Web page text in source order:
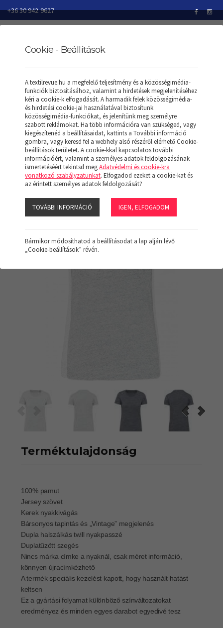
+36 30 942 9627
NŐI VINTAGE RÖVID UJJÚ PÓLÓ
NŐI VINTAGE RÖVID
UJJÚ PÓLÓ
Terméktulajdonság
100% pamut
Jersey szövet
Kerek nyakkivágás
Bársonyos tapintás és „Vintage” megjelenés
Dupla halszálkás twill nyakpasszé
Duplatűzött szegés
Nincs márka címke a nyaknál, csak méret információ,
könnyen újracímkézhető
A termék speciális kezelést kapott, hogy használt hatást
keltsen
Ez a gyártási folyamat különböző színváltozatokat
eredményez és minden egyes darabot egyedivé tesz
Cookie - Beállítások
A textilrevue.hu a megfelelő teljesítmény és a közösségimédia-
funkciók biztosításához, valamint a hirdetések megjelenítéséhez
kéri a cookie-k elfogadását. A harmadik felek közösségimédia-
és hirdetési cookie-jai használatával biztosítunk
közösségimédia-funkciókat, és jelenítünk meg személyre
szabott reklámokat. Ha több információra van szükséged, vagy
kiegészítenéd a beállításaidat, kattints a További információ
gombra, vagy keresd fel a webhely alsó részéről elérhető Cookie-
beállítások területet. A cookie-kkal kapcsolatos további
információért, valamint a személyes adatok feldolgozásának
ismertetéséért tekintsd megAdatvédelmi és cookie-kra
vonatkozó szabályzatunkat. Elfogadod ezeket a cookie-kat és
az érintett személyes adatok feldolgozását?
TOVÁBBI INFORMÁCIÓ IGEN, ELFOGADOM
Bármikor módosíthatod a beállításodat a lap alján lévő
„Cookie-beállítások” révén.